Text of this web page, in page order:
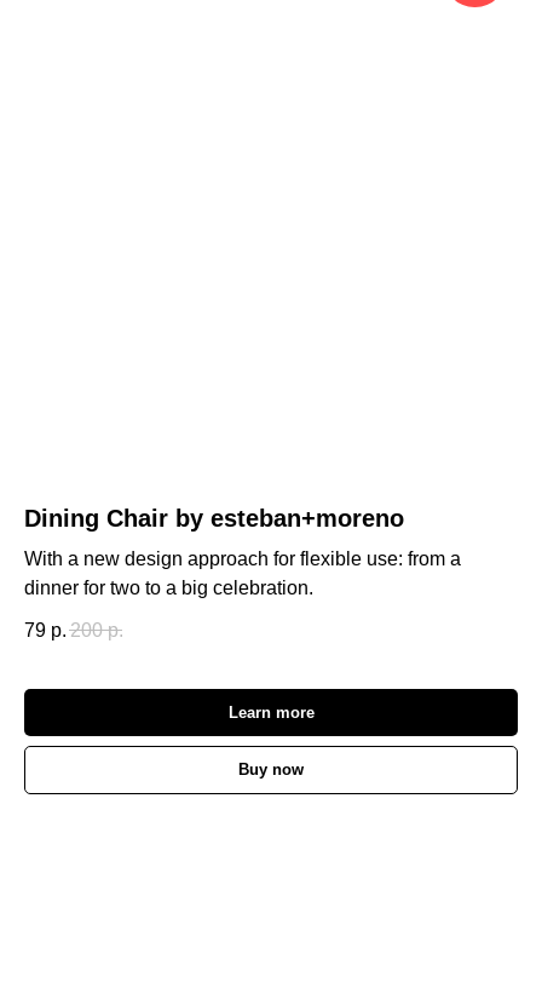
Dining Chair by esteban+moreno
With a new design approach for flexible use: from a
dinner for two to a big celebration.
79 р. 200 р.
Learn more
Buy now